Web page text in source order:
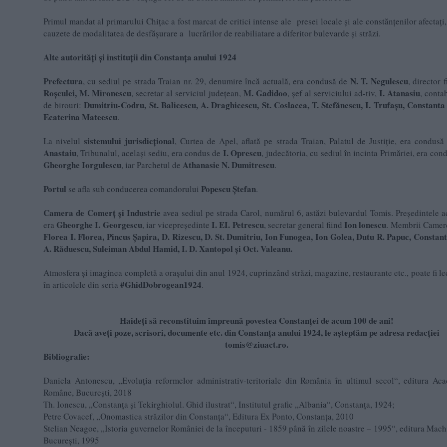
Primul mandat al primarului Chițac a fost marcat de critici intense ale presei locale și ale constănțenilor
cauzete de modalitatea de desfășurare a lucrărilor de reabiliatare a diferitor bulevarde și străzi.
Alte autorități și instituții din Constanța anului 1924
Prefectura, cu sediul pe strada Traian nr. 29, denumire încă actuală, era condusă de N. T. Negulescu, director
Roșculei, M. Mironescu, secretar al serviciul județean, M. Gadidoo, șef al serviciului ad-tiv, I. Atanasiu,
de birouri: Dumitriu-Codru, St. Balicescu, A. Draghicescu, St. Coslacea, T. Stefănescu, I. Trufașu, Constanta
Ecaterina Mateescu.
La nivelulsistemului jurisdicțional, Curtea de Apel, aflată pe strada Traian, Palatul de Justiție, era
Anastaiu, Tribunalul, același sediu, era condus de I. Oprescu, judecătoria, cu sediul în incinta Primăriei, era
Gheorghe Iorgulescu, iar Parchetul de Athanasie N. Dumitrescu.
Portul se afla sub conducerea comandorului Popescu Ștefan.
Camera de Comerț și Industrie avea sediul pe strada Carol, numărul 6, astăzi bulevardul Tomis. Președintele
era Gheorghe I. Georgescu, iar vicepreședinte I. EI. Petrescu, secretar general fiind Ion lonescu. Membrii
Florea I. Florea, Pincus Șapira, D. Rizescu, D. St. Dumitriu, Ion Funogea, Ion Golea, Dutu R. Papuc,
A. Răduescu, Suleiman Abdul Hamid, I. D. Xantopol și Oct. Valeanu.
Atmosfera și imaginea completă a orașului din anul 1924, cuprinzând străzi, magazine, restaurante etc., poate fi
în articolele din seria #GhidDobrogean1924.
Haideți să reconstituim împreună povestea Constanței de acum 100 de ani!
Dacă aveți poze, scrisori, documente etc. din Constanța anului 1924, le așteptăm pe adresa redacției
tomis@ziuact.ro.
Bibliografie:
Daniela Antonescu, „Evoluția reformelor administrativ-teritoriale din România în ultimul secol“, editura
Române, București, 2018
Th. Ionescu, „Constanţa şi Tekirghiolul. Ghid ilustrat“, Institutul grafic „Albania“, Constanţa, 1924;
Petre Covacef, „Onomastica străzilor din Constanța“, Editura Ex Ponto, Constanța, 2010
Stelian Neagoe, „Istoria guvernelor României de la începuturi - 1859 până în zilele noastre – 1995“, editura
București, 1995